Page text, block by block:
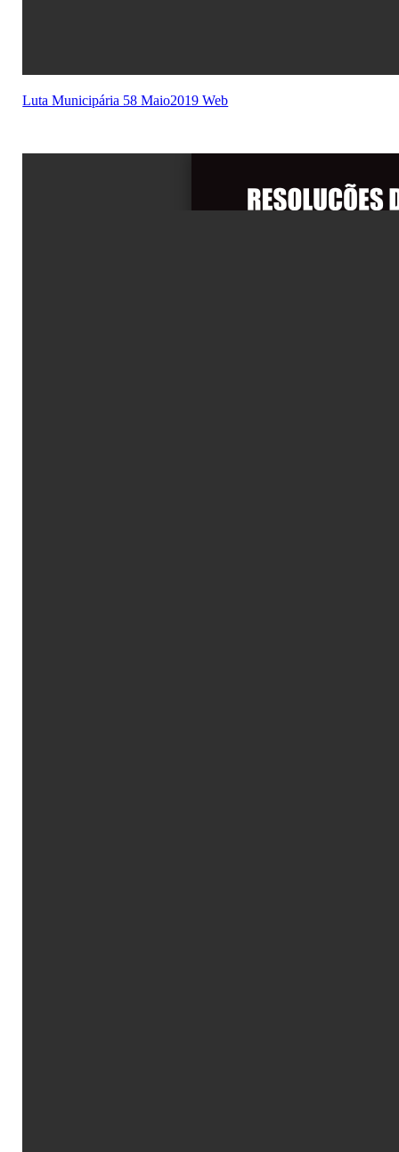
Luta Municipária 58 Maio2019 Web